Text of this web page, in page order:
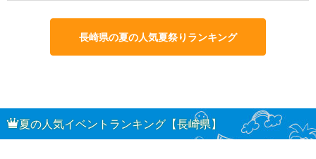
長崎県の夏の人気夏祭りランキング
夏の人気イベントランキング【長崎県】